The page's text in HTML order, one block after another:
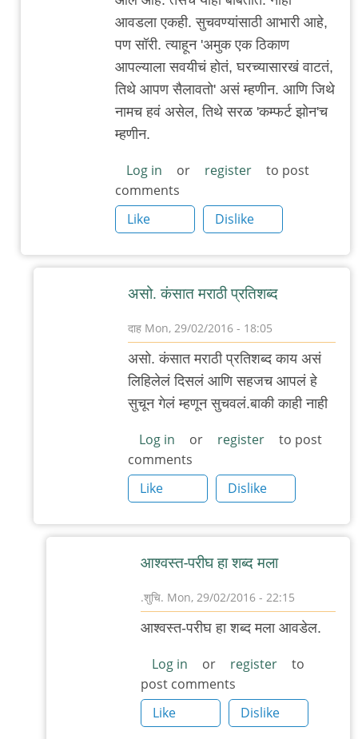
by
आवडला एकही. सुचवण्यांसाठी आभारी आहे,
पण सॉरी. त्याहून 'अमुक एक ठिकाण
आपल्याला सवयीचं होतं, घरच्यासारखं वाटतं,
तिथे आपण सैलावतो' असं म्हणीन. आणि जिथे
नामच हवं असेल, तिथे सरळ 'कम्फर्ट झोन'च
म्हणीन.
Log in or register
to post
comments
Like
Dislike
असो. कंसात मराठी प्रतिशब्द
दाह Mon, 29/02/2016 - 18:05
reply
मला
नामास
नाम
अशा
तर्‍हेनं
by
भुस्कुटे
असो. कंसात मराठी प्रतिशब्द काय असं
लिहिलेलं दिसलं आणि सहजच आपलं हे
सुचून गेलं म्हणून सुचवलं.बाकी काही नाही
Log in or register
to post
comments
Like
Dislike
आश्वस्त-परीघ हा शब्द मला
.शुचि. Mon, 29/02/2016 - 22:15
असो.
कंसात
मराठी
आश्वस्त-परीघ हा शब्द मला आवडेल.
Log in or register
to
post comments
Like
Dislike